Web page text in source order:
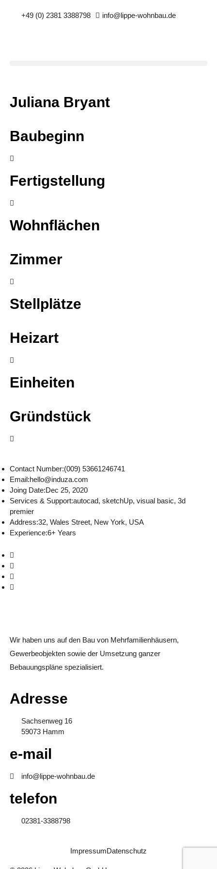
+49 (0) 2381 3388798 info@lippe-wohnbau.de
Juliana Bryant
Baubeginn
Fertigstellung
Wohnflächen
Zimmer
Stellplätze
Heizart
Einheiten
Gründstück
Contact Number:(009) 53661246741
Email:hello@induza.com
Joing Date:Dec 25, 2020
Services & Support:autocad, sketchUp, visual basic, 3d
premier
Address:32, Wales Street, New York, USA
Experience:6+ Years
Wir haben uns auf den Bau von Mehrfamilienhäusern,
Gewerbeobjekten sowie der Umsetzung ganzer
Bebauungspläne spezialisiert.
Adresse
Sachsenweg 16
59073 Hamm
e-mail
info@lippe-wohnbau.de
telefon
02381-3388798
ImpressumDatenschutz